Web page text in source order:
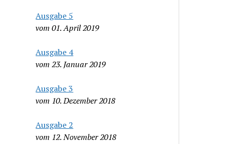
Ausgabe 5
vom 01. April 2019
Ausgabe 4
vom 23. Januar 2019
Ausgabe 3
vom 10. Dezember 2018
Ausgabe 2
vom 12. November 2018